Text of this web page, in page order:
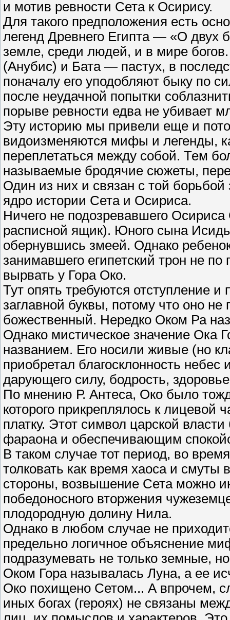
и мотив ревности Сета к Осирису.
Для такого предположения есть
легенд Древнего Египта — «О двух
земле, среди людей, и в мире
(Анубис) и Бата — пастух, в
поначалу его уподобляют быку по
после неудачной попытки
порыве ревности едва не убивает
Эту историю мы привели еще и
видоизменяются мифы и легенды,
переплетаться между собой. Тем
называемые бродячие сюжеты,
Один из них и связан с той борьбой
ядро истории Сета и Осириса.
Ничего не подозревавшего
расписной ящик). Юного сына
обернувшись змеей. Однако
занимавшего египетский трон не по
вырвать у Гора Око.
Тут опять требуются отступление
заглавной буквы, потому что оно
божественный. Нередко Оком Ра
Однако мистическое значение Ока
названием. Его носили живые (но
приобретал благосклонность
дарующего силу, бодрость,
По мнению Р. Антеса, Око было
которого прикреплялось к лицевой
платку. Этот символ царской
фараона и обеспечивающим
В таком случае тот период, во
толковать как время хаоса и смуты
стороны, возвышение Сета можно
победоносного вторжения
плодородную долину Нила.
Однако в любом случае не
предельно логичное объяснение
подразумевать не только земные,
Оком Гора называлась Луна, а ее
Око похищено Сетом... А впрочем,
иных богах (героях) не связаны